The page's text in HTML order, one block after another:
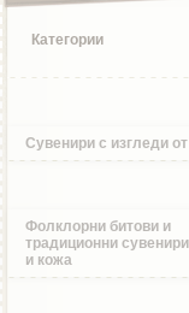
Категории
Сувенири с изгледи
Фолклорни битови и
традиционни
и кожа